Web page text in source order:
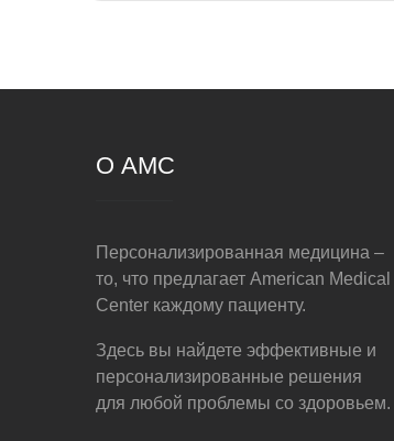
О AMC
Персонализированная медицина –
то, что предлагает American Medical
Center каждому пациенту.
Здесь вы найдете эффективные и
персонализированные решения
для любой проблемы со здоровьем.